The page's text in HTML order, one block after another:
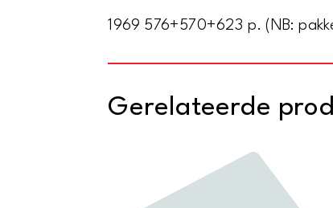
1969 576+570+623 p. (NB:
Gerelateerde